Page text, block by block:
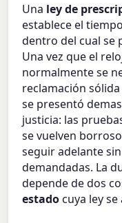
Una ley de
establece el
dentro del cual se
Una vez que el
normalmente se
reclamación
se presentó
justicia: las
se vuelven
seguir adelante
demandadas. La
depende de dos
estadocuya ley se